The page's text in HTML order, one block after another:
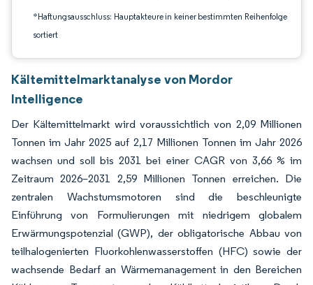
*Haftungsausschluss: Hauptakteure in keiner bestimmten Reihenfolge
sortiert
Kältemittelmarktanalyse von Mordor
Intelligence
Der Kältemittelmarkt wird voraussichtlich von 2,09 Millionen
Tonnen im Jahr 2025 auf 2,17 Millionen Tonnen im Jahr 2026
wachsen und soll bis 2031 bei einer CAGR von 3,66 % im
Zeitraum 2026–2031 2,59 Millionen Tonnen erreichen. Die
zentralen Wachstumsmotoren sind die beschleunigte
Einführung von Formulierungen mit niedrigem globalem
Erwärmungspotenzial (GWP), der obligatorische Abbau von
teilhalogenierten Fluorkohlenwasserstoffen (HFC) sowie der
wachsende Bedarf an Wärmemanagement in den Bereichen